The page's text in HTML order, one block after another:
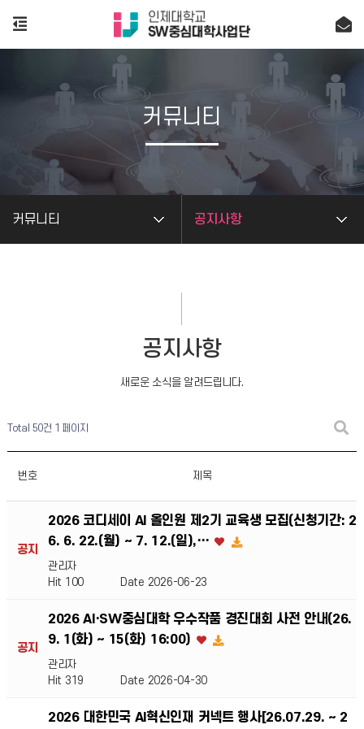
커뮤니티 공지사항
커뮤니티
공지사항
새로운 소식을 알려드립니다.
Total 50건 1 페이지
번호 제목
공지
2026 코디세이 AI 올인원 제2기 교육생 모집(신청기간: 2
6. 6. 22.(월) ~ 7. 12.(일),…
관리자
Hit 100
Date 2026-06-23
공지
2026 AI·SW중심대학 우수작품 경진대회 사전 안내(26.
9. 1(화) ~ 15(화) 16:00)
관리자
Hit 319
Date 2026-04-30
2026 대한민국 AI혁신인재 커넥트 행사[26.07.29. ~ 2